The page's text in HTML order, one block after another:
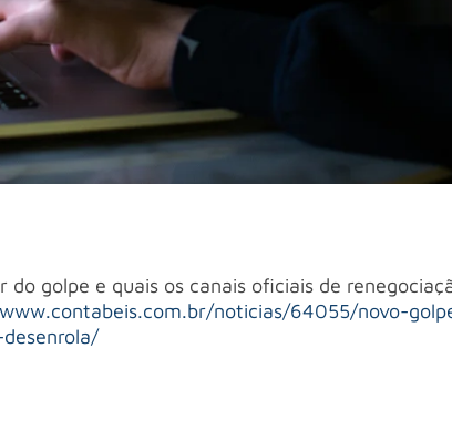
do golpe e quais os canais oficiais de
noticias/64055/novo-